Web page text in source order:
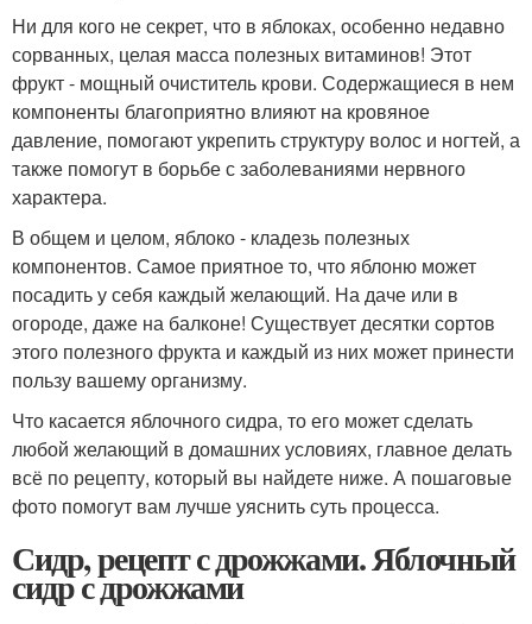
Ни для кого не секрет, что в яблоках, особенно недавно
сорванных, целая масса полезных витаминов! Этот
фрукт - мощный очиститель крови. Содержащиеся в нем
компоненты благоприятно влияют на кровяное
давление, помогают укрепить структуру волос и ногтей, а
также помогут в борьбе с заболеваниями нервного
характера.
В общем и целом, яблоко - кладезь полезных
компонентов. Самое приятное то, что яблоню может
посадить у себя каждый желающий. На даче или в
огороде, даже на балконе! Существует десятки сортов
этого полезного фрукта и каждый из них может принести
пользу вашему организму.
Что касается яблочного сидра, то его может сделать
любой желающий в домашних условиях, главное делать
всё по рецепту, который вы найдете ниже. А пошаговые
фото помогут вам лучше уяснить суть процесса.
Сидр, рецепт с дрожжами. Яблочный
сидр с дрожжами